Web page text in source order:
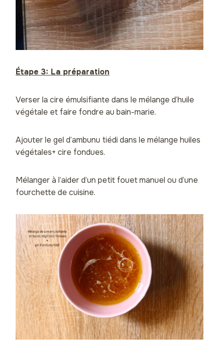
Étape 3: La préparation
Verser la cire émulsifiante dans le mélange d’huile
végétale et faire fondre au bain-marie.
Ajouter le gel d’ambunu tiédi dans le mélange huiles
végétales+ cire fondues.
Mélanger à l’aider d’un petit fouet manuel ou d’une
fourchette de cuisine.